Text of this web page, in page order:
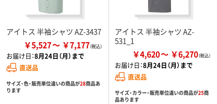
アイトス 半袖シャツ AZ-3437
￥5,527 ￥7,177
お届け日：8月24日（月）まで
直送品
サイズ・色・販売単位違いの商品が28商品あ
ります
アイトス 半袖シャツ AZ-
531_1
￥4,620 ￥6,270
お届け日：8月24日（月）まで
直送品
サイズ・カラー・販売単位違いの商品が25商
品あります